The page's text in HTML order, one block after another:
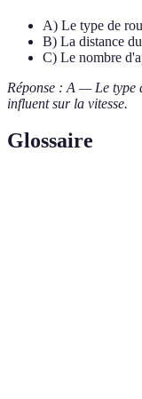
A) Le type de
B) La distance
C) Le nombre
Réponse : A — Le type
influent sur la vitesse.
Glossaire